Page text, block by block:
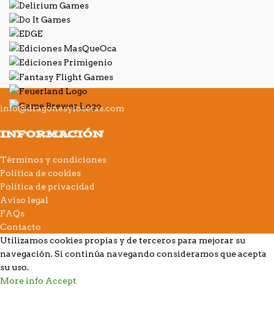
info@dragonesylosetas.com
INFORMACIÓN
Términos y condiciones
Política de cookies
Política de privacidad
Aviso legal
FAQs
Contacto
Utilizamos cookies propias y de terceros para mejorar su
navegación. Si continúa navegando consideramos que acepta
su uso.
More info Accept